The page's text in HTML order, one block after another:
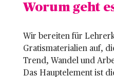
Worum geht
Wir bereiten für
Gratismaterialien auf,
Trend, Wandel und
Das Hauptelement ist